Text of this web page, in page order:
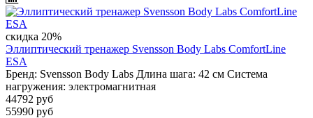
скидка 20%
Эллиптический тренажер Svensson Body Labs ComfortLine
ESA
Бренд: Svensson Body Labs Длина шага: 42 см Система
нагружения: электромагнитная
44792 руб
55990 руб